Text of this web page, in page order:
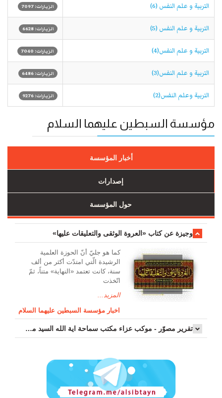
التربية و علم النفس (6) الزيارات: 7097
التربية و علم النفس (5) الزيارات: 6628
التربیة و علم النفس(4) الزيارات: 7040
التربیة و علم النفس(3) الزيارات: 6486
التربية وعلم النفس(2) الزيارات: 9276
مؤسسة السبطين عليهما السلام
أخبار المؤسسة
إصدارات
حول المؤسسة
وجیزة عن کتاب «العروة الوثقی والتعلیقات علیها»
کما هو جليّ أنّ الحوزة العلمیة
الرشیدة الّتي امتدّت أكثر من ألف
سنة، كانت تعتمد «النهاية» متناً، ثمّ
اتّخذت
المزيد...
اخبار مؤسسة السبطين عليهما السلام
تقرير مصوّر - موكب عزاء مکتب سماحة اية الله السيد مرتضى الموسوي الاصفهاني في يوم إستشهاد السيدة فاطم...